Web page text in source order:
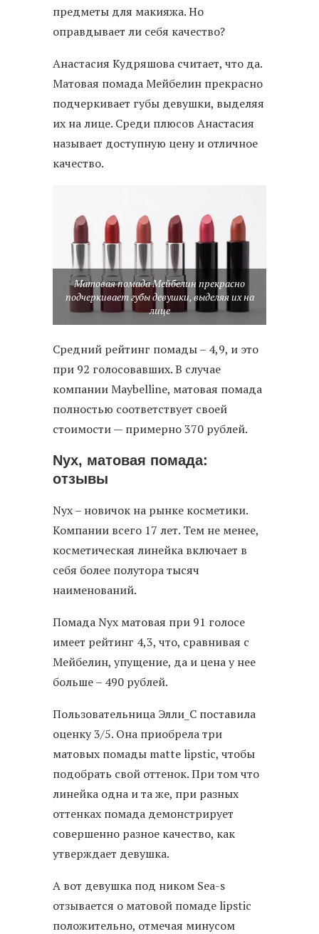
предметы для макияжа. Но
оправдывает ли себя качество?
Анастасия Кудряшова считает, что да.
Матовая помада Мейбелин прекрасно
подчеркивает губы девушки, выделяя
их на лице. Среди плюсов Анастасия
называет доступную цену и отличное
качество.
Матовая помада Мейбелин прекрасно
подчеркивает губы девушки, выделяя их на
лице
Средний рейтинг помады – 4,9, и это
при 92 голосовавших. В случае
компании Maybelline, матовая помада
полностью соответствует своей
стоимости — примерно 370 рублей.
Nyx, матовая помада:
отзывы
Nyx – новичок на рынке косметики.
Компании всего 17 лет. Тем не менее,
косметическая линейка включает в
себя более полутора тысяч
наименований.
Помада Nyx матовая при 91 голосе
имеет рейтинг 4,3, что, сравнивая с
Мейбелин, упущение, да и цена у нее
больше – 490 рублей.
Пользовательница Элли_С поставила
оценку 3/5. Она приобрела три
матовых помады matte lipstic, чтобы
подобрать свой оттенок. При том что
линейка одна и та же, при разных
оттенках помада демонстрирует
совершенно разное качество, как
утверждает девушка.
А вот девушка под ником Sea-s
отзывается о матовой помаде lipstic
положительно, отмечая минусом